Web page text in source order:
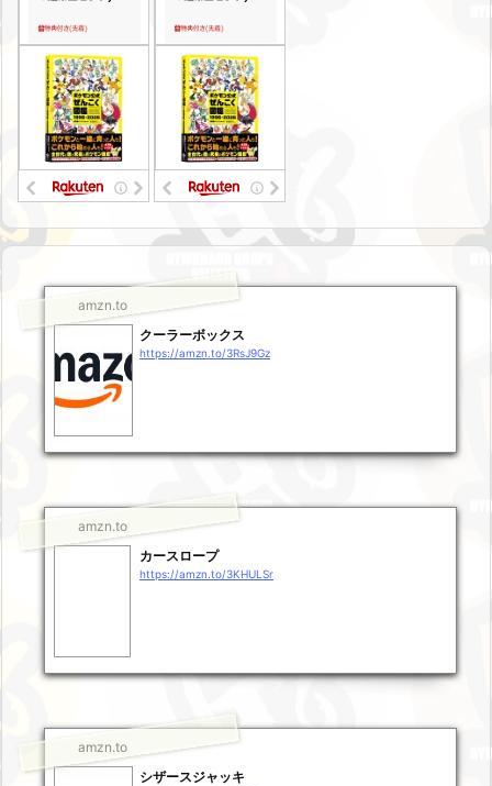
amzn.to
クーラーボックス
https://amzn.to/3RsJ9Gz
amzn.to
カースロープ
https://amzn.to/3KHULSr
amzn.to
シザースジャッキ